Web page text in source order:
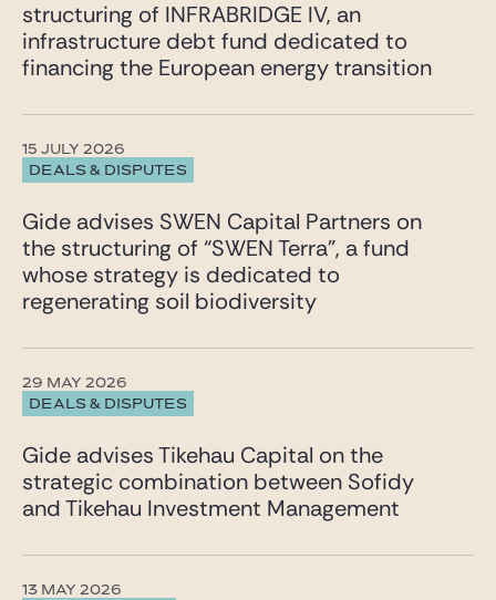
structuring of INFRABRIDGE IV, an
infrastructure debt fund dedicated to
financing the European energy transition
DEALS & DISPUTES
15 JULY 2026
Gide advises SWEN Capital Partners on
the structuring of “SWEN Terra”, a fund
whose strategy is dedicated to
regenerating soil biodiversity
DEALS & DISPUTES
29 MAY 2026
Gide advises Tikehau Capital on the
strategic combination between Sofidy
and Tikehau Investment Management
13 MAY 2026